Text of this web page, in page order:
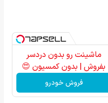
ماشینت رو بدون دردسر
بفروش | بدون کمسیون 😍
فروش خودرو